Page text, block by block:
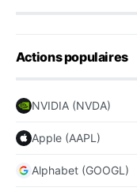
Actions populaires
NVIDIA (NVDA)
Apple (AAPL)
Alphabet (GOOGL)